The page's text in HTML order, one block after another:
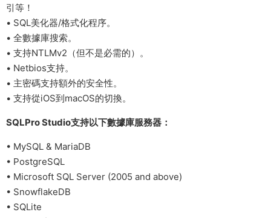
引等！
• SQL美化器/格式化程序。
• 全數據庫搜索。
• 支持NTLMv2（但不是必需的）。
• Netbios支持。
• 主密碼支持額外的安全性。
• 支持從iOS到macOS的切換。
SQLPro Studio支持以下數據庫服務器：
• MySQL & MariaDB
• PostgreSQL
• Microsoft SQL Server (2005 and above)
• SnowflakeDB
• SQLite